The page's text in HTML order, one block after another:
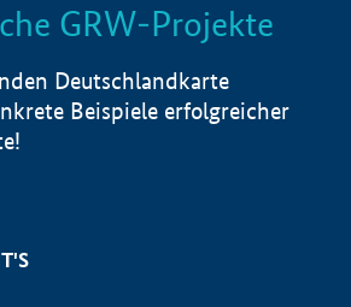
Info
GRW-Projekte
Deutschlandkarte
Beispiele erfolgreicher